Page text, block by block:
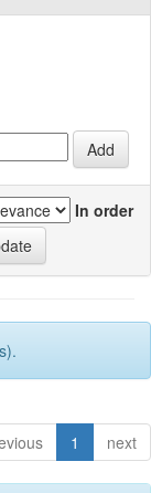
In order
1 next